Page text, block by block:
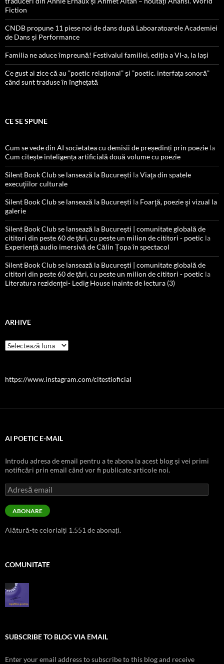
Fiction
CNDB propune 11 piese noi de dans după Laboaratoarele Academiei
de Dans și Performance
Familia ne aduce împreună! Festivalul familiei, ediția a VI-a, la Iași
Ce gust ai zice că au ”poetic relațional” și ”poetic. interfața sonoră”
când sunt traduse în înghețată
CE SE SPUNE
Cum se vede din AI societatea cu demisii de președinți prin poezie la
Cum citește inteligența artificială două volume cu poezie
Silent Book Club se lansează la București laViaţa din spatele
execuţiilor culturale
Silent Book Club se lansează la București la Foarţă, poezie şi vizual la
galerie
Silent Book Club se lansează la București | comunitate globală de
cititori din peste 60 de țări, cu peste un milion de cititori - poetic la
Experiență audio imersivă de Călin Țopa în spectacol
Silent Book Club se lansează la București | comunitate globală de
cititori din peste 60 de țări, cu peste un milion de cititori - poetic la
Literatura rezidenţei- Ledig House inainte de lectura (3)
ARHIVE
Arhive
https://www.instagram.com/citestioficial
AI POETIC E-MAIL
Introdu adresa de email pentru a te abona la acest blog și vei primi
notificări prin email când vor fi publicate articole noi.
Adresă
email
ABONARE
Alătură-te celorlalți 1.551 de abonați.
COMUNITATE
SUBSCRIBE TO BLOG VIA EMAIL
Enter your email address to subscribe to this blog and receive